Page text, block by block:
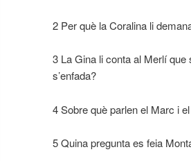
2 Per què la Coralina li
3 La Gina li conta al Merlí
s’enfada?
4 Sobre què parlen el Marc i
5 Quina pregunta es feia